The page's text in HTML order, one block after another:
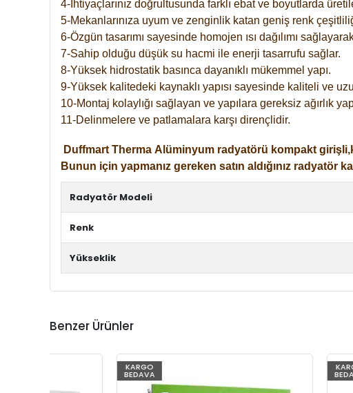
4-İhtiyaçlarınız doğrultusunda farklı ebat ve boyutlarda
5-Mekanlarınıza uyum ve zenginlik katan geniş renk
6-Özgün tasarımı sayesinde homojen ısı dağılımı
7-Sahip olduğu düşük su hacmi ile enerji tasarrufu sağlar.
8-Yüksek hidrostatik basınca dayanıklı mükemmel yapı.
9-Yüksek kalitedeki kaynaklı yapısı sayesinde kaliteli ve
10-Montaj kolaylığı sağlayan ve yapılara gereksiz ağırlık
11-Delinmelere ve patlamalara karşı dirençlidir.
Duffmart Therma Alüminyum radyatörü kompakt
Bunun için yapmanız gereken satın aldığınız radyatör
Radyatör Modeli
Renk
Yükseklik
Benzer Ürünler